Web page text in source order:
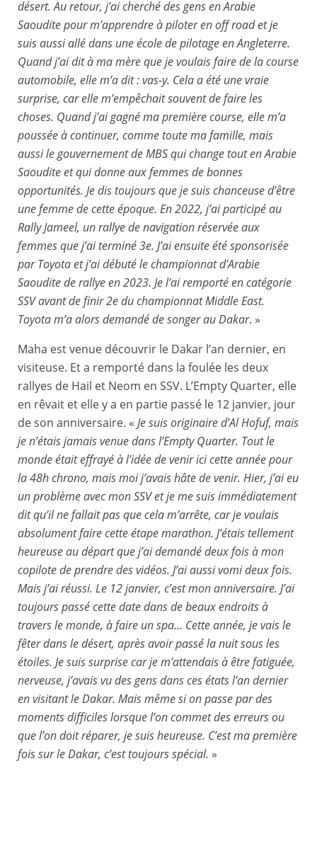
désert. Au retour, j’ai cherché des gens en Arabie
Saoudite pour m’apprendre à piloter en off road et je
suis aussi allé dans une école de pilotage en Angleterre.
Quand j’ai dit à ma mère que je voulais faire de la course
automobile, elle m’a dit : vas-y. Cela a été une vraie
surprise, car elle m’empêchait souvent de faire les
choses. Quand j’ai gagné ma première course, elle m’a
poussée à continuer, comme toute ma famille, mais
aussi le gouvernement de MBS qui change tout en Arabie
Saoudite et qui donne aux femmes de bonnes
opportunités. Je dis toujours que je suis chanceuse d’être
une femme de cette époque. En 2022, j’ai participé au
Rally Jameel, un rallye de navigation réservée aux
femmes que j’ai terminé 3e. J’ai ensuite été sponsorisée
par Toyota et j’ai débuté le championnat d’Arabie
Saoudite de rallye en 2023. Je l’ai remporté en catégorie
SSV avant de finir 2e du championnat Middle East.
Toyota m’a alors demandé de songer au Dakar. »
Maha est venue découvrir le Dakar l’an dernier, en
visiteuse. Et a remporté dans la foulée les deux
rallyes de Hail et Neom en SSV. L’Empty Quarter, elle
en rêvait et elle y a en partie passé le 12 janvier, jour
de son anniversaire. « Je suis originaire d’Al Hofuf, mais
je n’étais jamais venue dans l’Empty Quarter. Tout le
monde était effrayé à l’idée de venir ici cette année pour
la 48h chrono, mais moi j’avais hâte de venir. Hier, j’ai eu
un problème avec mon SSV et je me suis immédiatement
dit qu’il ne fallait pas que cela m’arrête, car je voulais
absolument faire cette étape marathon. J’étais tellement
heureuse au départ que j’ai demandé deux fois à mon
copilote de prendre des vidéos. J’ai aussi vomi deux fois.
Mais j’ai réussi. Le 12 janvier, c’est mon anniversaire. J’ai
toujours passé cette date dans de beaux endroits à
travers le monde, à faire un spa... Cette année, je vais le
fêter dans le désert, après avoir passé la nuit sous les
étoiles. Je suis surprise car je m’attendais à être fatiguée,
nerveuse, j’avais vu des gens dans ces états l’an dernier
en visitant le Dakar. Mais même si on passe par des
moments difficiles lorsque l’on commet des erreurs ou
que l’on doit réparer, je suis heureuse. C’est ma première
fois sur le Dakar, c’est toujours spécial. »